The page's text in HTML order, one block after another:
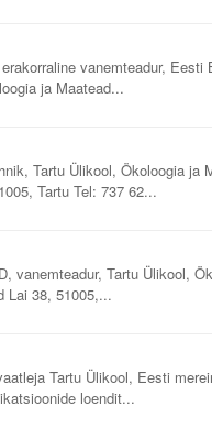
vanemteadur,
ja Maatead...
Tartu Ülikool, Ökoloogia ja
Tartu Tel: 737 62...
vanemteadur, Tartu Ülikool,
Lai 38, 51005,...
Tartu Ülikool, Eesti
loendit...